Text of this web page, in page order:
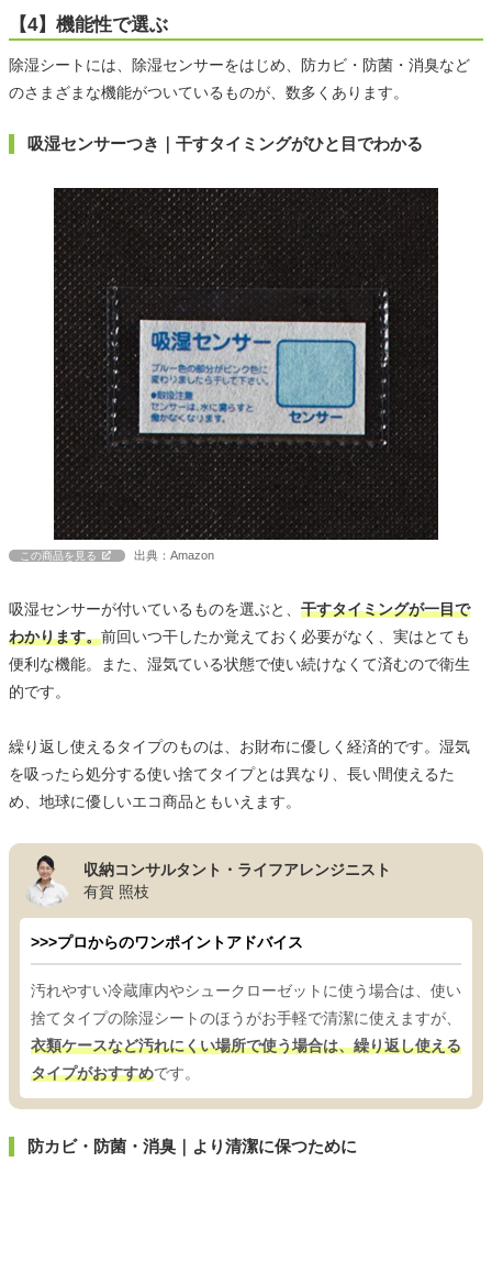
【4】機能性で選ぶ
除湿シートには、除湿センサーをはじめ、防カビ・防菌・消臭など
のさまざまな機能がついているものが、数多くあります。
吸湿センサーつき｜干すタイミングがひと目でわかる
この商品を見る 出典：Amazon
吸湿センサーが付いているものを選ぶと、 干すタイミングが一目で
わかります。前回いつ干したか覚えておく必要がなく、実はとても
便利な機能。また、湿気ている状態で使い続けなくて済むので衛生
的です。
繰り返し使えるタイプのものは、お財布に優しく経済的です。湿気
を吸ったら処分する使い捨てタイプとは異なり、長い間使えるた
め、地球に優しいエコ商品ともいえます。
収納コンサルタント・ライフアレンジニスト
有賀 照枝
>>>プロからのワンポイントアドバイス
汚れやすい冷蔵庫内やシュークローゼットに使う場合は、使い
捨てタイプの除湿シートのほうがお手軽で清潔に使えますが、
衣類ケースなど汚れにくい場所で使う場合は、繰り返し使える
タイプがおすすめです。
防カビ・防菌・消臭｜より清潔に保つために